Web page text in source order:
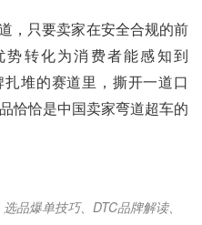
，只要卖家在安全合规的前
转化为消费者能感知到
堆的赛道里，撕开一道口
恰恰是中国卖家弯道超车的
品爆单技巧、DTC品牌解读、